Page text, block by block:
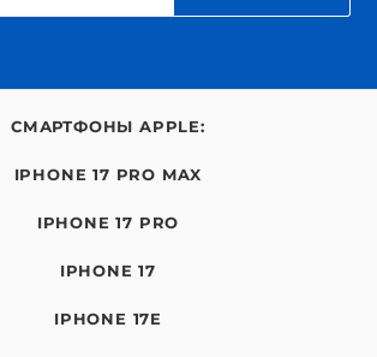
СМАРТФОНЫ APPLE:
IPHONE 17 PRO MAX
IPHONE 17 PRO
IPHONE 17
IPHONE 17E